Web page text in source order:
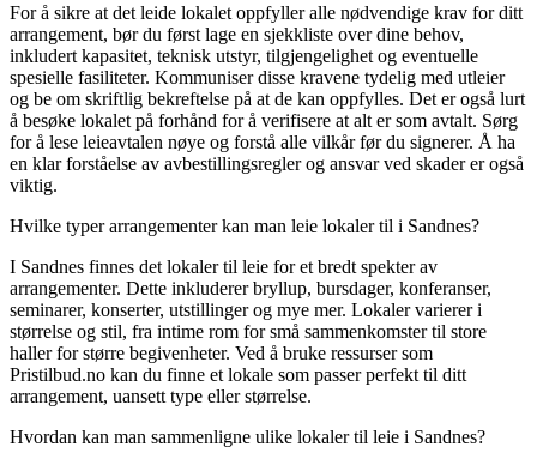
For å sikre at det leide lokalet oppfyller alle nødvendige krav for ditt
arrangement, bør du først lage en sjekkliste over dine behov,
inkludert kapasitet, teknisk utstyr, tilgjengelighet og eventuelle
spesielle fasiliteter. Kommuniser disse kravene tydelig med utleier
og be om skriftlig bekreftelse på at de kan oppfylles. Det er også lurt
å besøke lokalet på forhånd for å verifisere at alt er som avtalt. Sørg
for å lese leieavtalen nøye og forstå alle vilkår før du signerer. Å ha
en klar forståelse av avbestillingsregler og ansvar ved skader er også
viktig.
Hvilke typer arrangementer kan man leie lokaler til i Sandnes?
I Sandnes finnes det lokaler til leie for et bredt spekter av
arrangementer. Dette inkluderer bryllup, bursdager, konferanser,
seminarer, konserter, utstillinger og mye mer. Lokaler varierer i
størrelse og stil, fra intime rom for små sammenkomster til store
haller for større begivenheter. Ved å bruke ressurser som
Pristilbud.no kan du finne et lokale som passer perfekt til ditt
arrangement, uansett type eller størrelse.
Hvordan kan man sammenligne ulike lokaler til leie i Sandnes?